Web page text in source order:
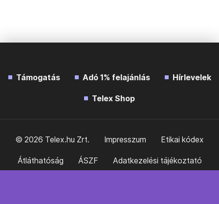
Támogatás Adó 1% felajánlás Hírlevelek
Telex Shop
© 2026 Telex.hu Zrt. Impresszum Etikai kódex
Átláthatóság ÁSZF Adatkezelési tájékoztató